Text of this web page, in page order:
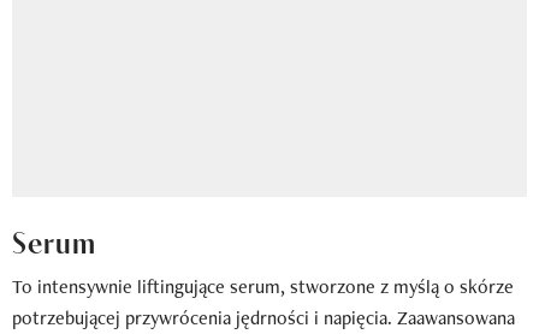
Serum
To intensywnie liftingujące serum, stworzone z myślą o skórze
potrzebującej przywrócenia jędrności i napięcia. Zaawansowana